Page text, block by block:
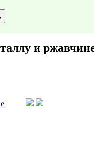
и